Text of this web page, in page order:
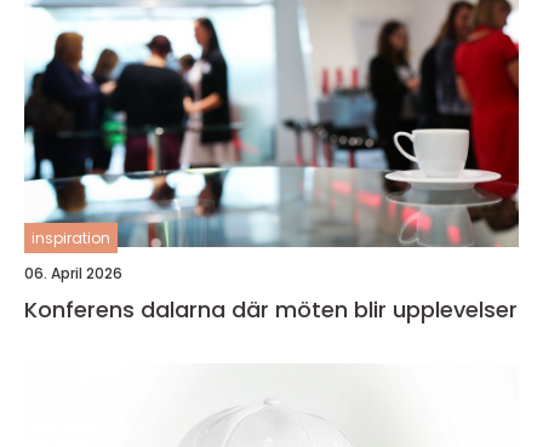
inspiration
06. April 2026
Konferens dalarna där möten blir upplevelser